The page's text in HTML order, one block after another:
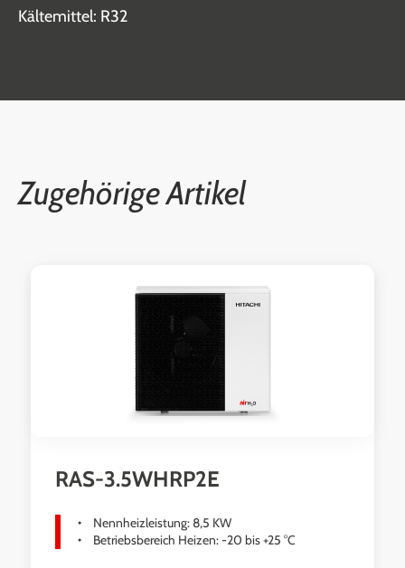
Kältemittel: R32
Zugehörige Artikel
RAS-3.5WHRP2E
Nennheizleistung: 8,5 KW
Betriebsbereich Heizen: -20 bis +25 °C